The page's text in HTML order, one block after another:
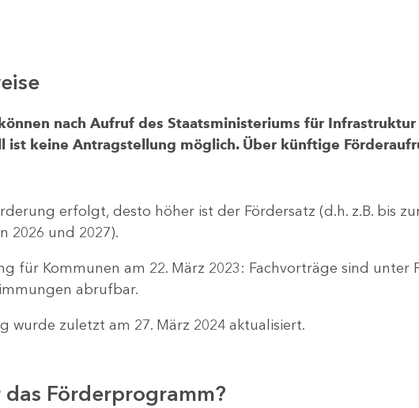
nach Aufruf des Staatsministeriums für
ist keine Antragstellung möglich. Über künftige
erfolgt, desto höher ist der Fördersatz (d.h. z.B. bis
2026 und 2027).
für Kommunen am 22. März 2023: Fachvorträge sind unter
abrufbar.
wurde zuletzt am 27. März 2024 aktualisiert.
Förderprogramm?